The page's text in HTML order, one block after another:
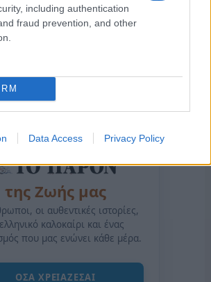
including authentication
fraud prevention, and other
Data Access Privacy Policy
της Ζωής μας
οι αυθεντικές ιστορίες,
καλοκαίρι και ένας
που μας ενώνει κάθε μέρα.
ΟΣΑ ΧΡΕΙΑΖΕΣΑΙ